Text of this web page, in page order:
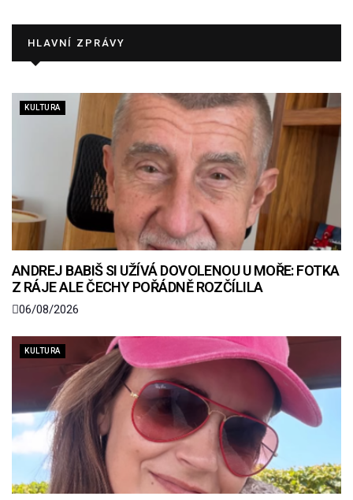
HLAVNÍ ZPRÁVY
KULTURA
ANDREJ BABIŠ SI UŽÍVÁ DOVOLENOU U MOŘE: FOTKA
Z RÁJE ALE ČECHY POŘÁDNĚ ROZČÍLILA
06/08/2026
KULTURA